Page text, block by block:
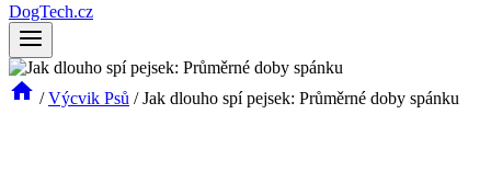
DogTech.cz
/ Výcvik Psů / Jak dlouho spí pejsek: Průměrné doby spánku